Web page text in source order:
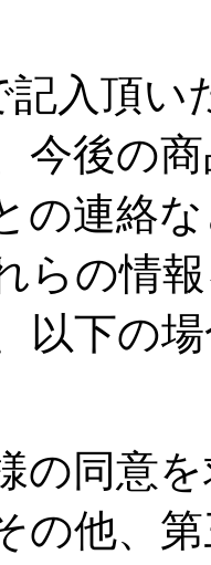
入頂い
今後の
の連絡
らの情
以下の
の同意
の他、